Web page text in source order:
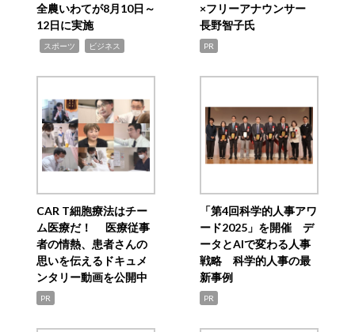
全農いわてが8月10日～
12日に実施
スポーツ ビジネス
×フリーアナウンサー
長野智子氏
PR
CAR T細胞療法はチー
ム医療だ！ 医療従事
者の情熱、患者さんの
思いを伝えるドキュメ
ンタリー動画を公開中
PR
「第4回科学的人事アワ
ード2025」を開催 デ
ータとAIで変わる人事
戦略 科学的人事の最
新事例
PR